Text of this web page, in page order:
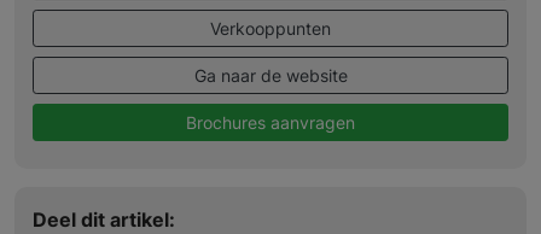
Verkooppunten
Ga naar de website
Brochures aanvragen
Deel dit artikel: